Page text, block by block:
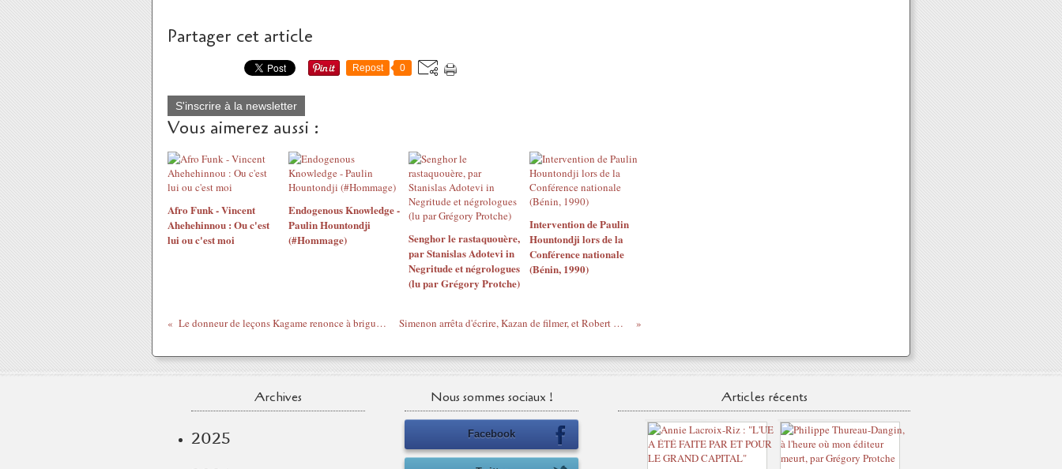
Partager cet article
Repost 0
S'inscrire à la newsletter
Vous aimerez aussi :
Afro Funk - Vincent
Ahehehinnou : Ou c'est
lui ou c'est moi
Endogenous Knowledge -
Paulin Hountondji
(#Hommage)
Senghor le rastaquouère,
par Stanislas Adotevi in
Negritude et négrologues
(lu par Grégory Protche)
Intervention de Paulin
Hountondji lors de la
Conférence nationale
(Bénin, 1990)
Le donneur de leçons Kagame renonce à briguer un 3e mandat Simenon arrêta d'écrire, Kazan de filmer, et Robert Wyatt de chanter...
Archives
2025
Nous sommes sociaux !
Facebook
Articles récents